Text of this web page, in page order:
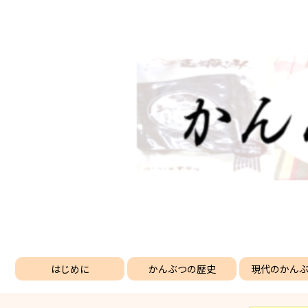
はじめに かんぶつの歴史 現代のかん